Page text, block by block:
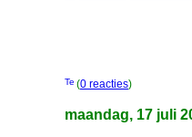
(0 reacties)
maandag, 17 juli